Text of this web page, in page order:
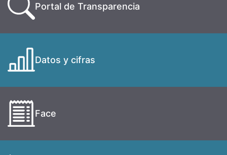
Portal de Transparencia
Datos y cifras
Face